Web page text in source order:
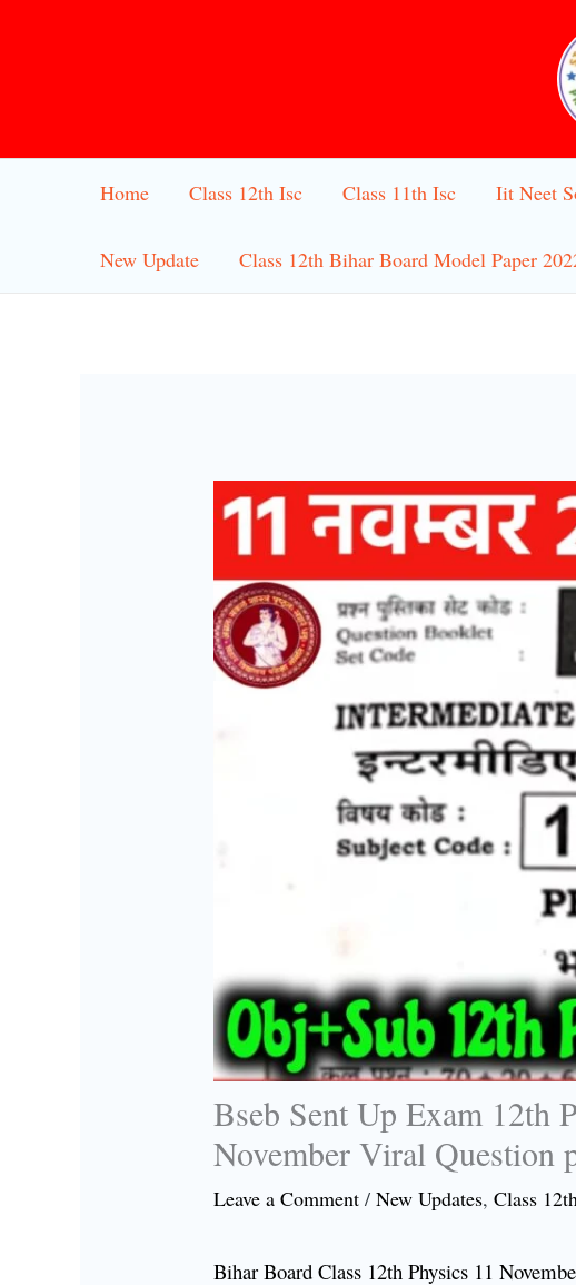
Home Class 12th Isc Class 11th Isc Iit Neet
New Update Class 12th Bihar Board Model Paper
Bseb Sent Up Exam 12th
November Viral Question
Leave a Comment /New Updates,Class
Bihar Board Class 12th Physics 11